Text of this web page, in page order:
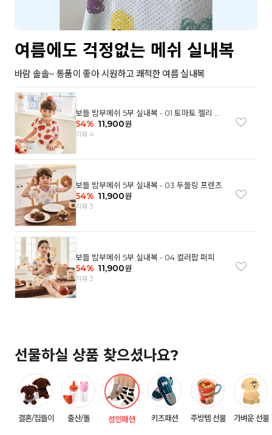
여름에도 걱정없는 메쉬 실내복
바람 솔솔~ 통품이 좋아 시원하고 쾌적한 여름 실내복
보들 밤부메쉬 5부 실내복 - 01 토마토 젤리 베
어
54% 11,900원
리뷰 4
보들 밤부메쉬 5부 실내복 - 03 두들링 프렌즈
54% 11,900원
리뷰 3
보들 밤부메쉬 5부 실내복 - 04 컬러팝 퍼피
54% 11,900원
리뷰 3
선물하실 상품 찾으셨나요?
결혼/집들이 출산/돌 성인패션 키즈패션 주방템 선물 가벼운 선물